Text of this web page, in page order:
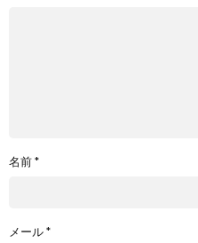
名前*
メール*